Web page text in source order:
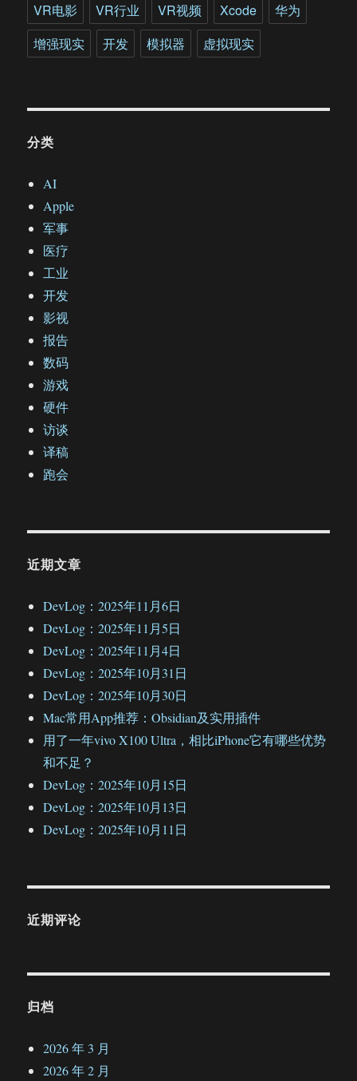
VR电影
VR行业 VR视频 Xcode
华为
增强现实
开发 模拟器 虚拟现实
分类
AI
Apple
军事
医疗
工业
开发
影视
报告
数码
游戏
硬件
访谈
译稿
跑会
近期文章
DevLog：2025年11月6日
DevLog：2025年11月5日
DevLog：2025年11月4日
DevLog：2025年10月31日
DevLog：2025年10月30日
Mac常用App推荐：Obsidian及实用插件
用了一年vivo X100 Ultra，相比iPhone它有哪些优势
和不足？
DevLog：2025年10月15日
DevLog：2025年10月13日
DevLog：2025年10月11日
近期评论
归档
2026 年 3 月
2026 年 2 月